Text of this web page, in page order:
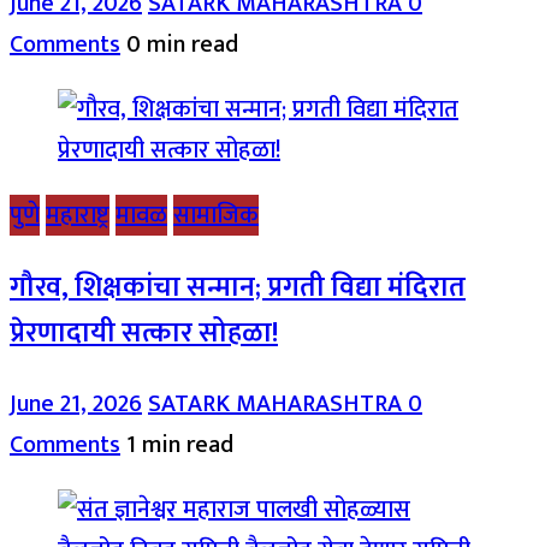
Comments0 min read
पुणेमहाराष्ट्रमावळसामाजिक
गौरव, शिक्षकांचा सन्मान; प्रगती विद्या मंदिरात
प्रेरणादायी सत्कार सोहळा!
June 21, 2026SATARK MAHARASHTRA0
Comments1 min read